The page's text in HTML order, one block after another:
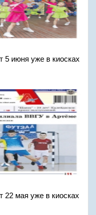
5 июня уже в киосках
22 мая уже в киосках